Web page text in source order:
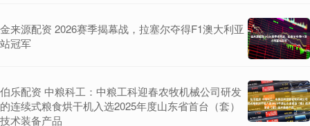
金来源配资 2026赛季揭幕战，拉塞尔夺得F1澳大利亚
站冠军
伯乐配资 中粮科工：中粮工科迎春农牧机械公司研发
的连续式粮食烘干机入选2025年度山东省首台（套）
技术装备产品